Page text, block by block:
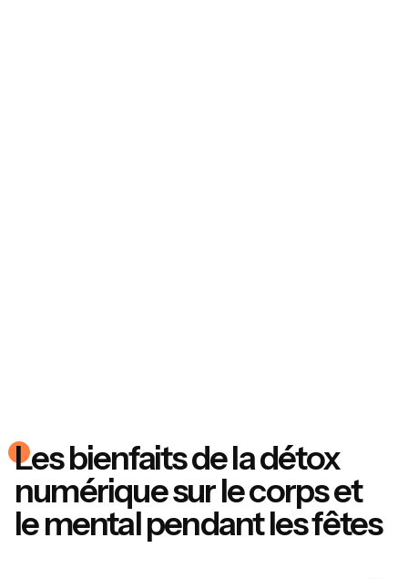
Lesbienfaitsde la détox
numérique sur lecorpset
lementalpendant les fêtes